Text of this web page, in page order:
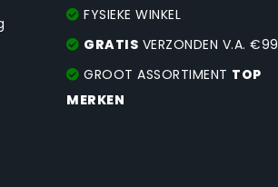
FYSIEKE WINKEL
GRATIS VERZONDEN V.A. €99
GROOT ASSORTIMENT TOP
MERKEN